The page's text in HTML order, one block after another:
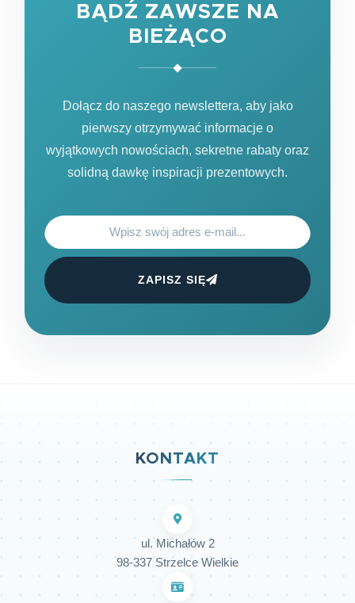
BĄDŹ ZAWSZE NA
BIEŻĄCO
Dołącz do naszego newslettera, aby jako
pierwszy otrzymywać informacje o
wyjątkowych nowościach, sekretne rabaty oraz
solidną dawkę inspiracji prezentowych.
ZAPISZ SIĘ
KONTAKT
ul. Michałów 2
98-337 Strzelce Wielkie